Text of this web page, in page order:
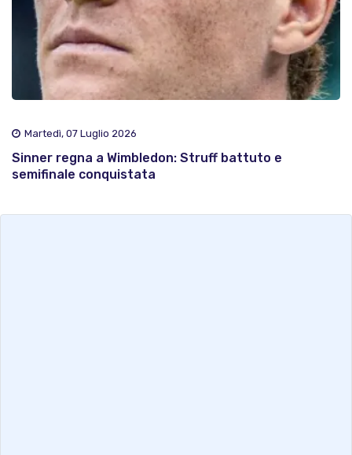
Martedì, 07 Luglio 2026
Sinner regna a Wimbledon: Struff battuto e
semifinale conquistata